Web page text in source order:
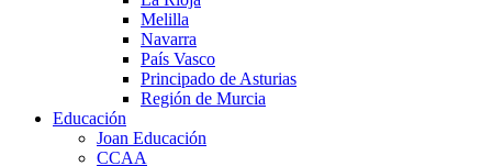
Melilla
Navarra
País Vasco
Principado de Asturias
Región de Murcia
Educación
Joan Educación
CCAA